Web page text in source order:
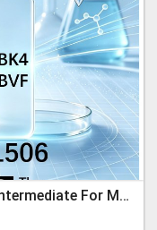
Stable Quality PMK 28578-16-7 Intermediate For Multiple Industries